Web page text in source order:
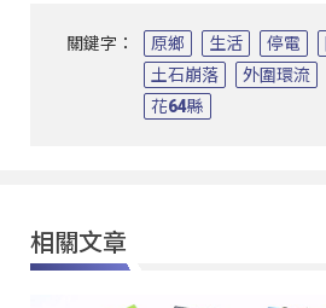
關鍵字： 原鄉 生活 停電
土石崩落
外圍環流
花64縣
相關文章